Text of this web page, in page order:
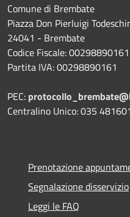
Comune di Brembate
Piazza Don Pierluigi
24041 - Brembate
Codice Fiscale: 00298890161
Partita IVA: 00298890161
PEC:
Centralino Unico: 035
Prenotazione
Segnalazione disservizio
Leggi le FAQ